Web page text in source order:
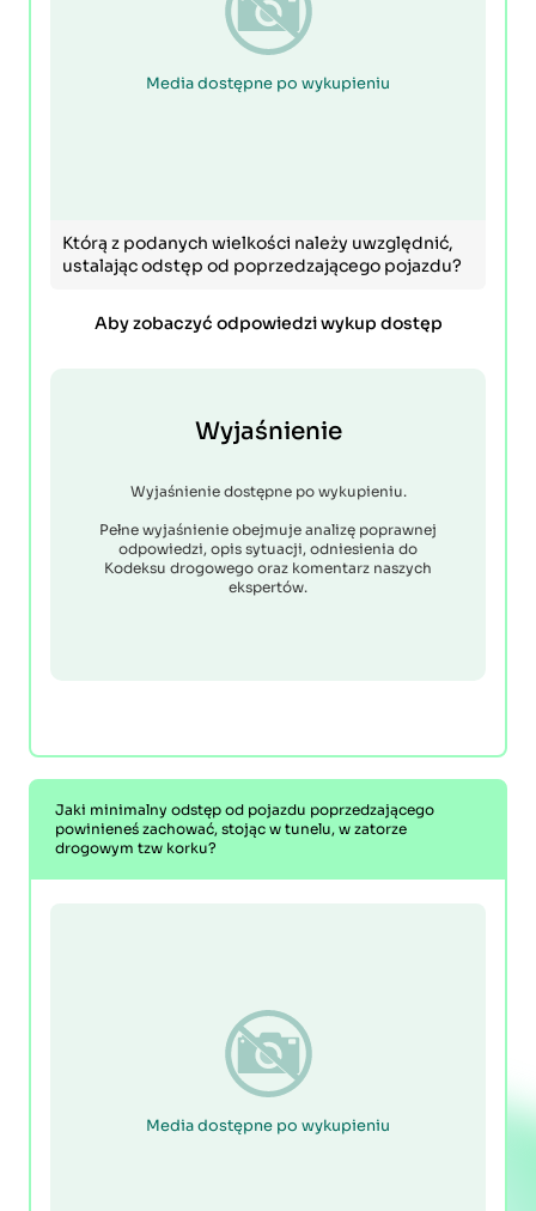
Media dostępne po wykupieniu
Którą z podanych wielkości należy uwzględnić,
ustalając odstęp od poprzedzającego pojazdu?
Aby zobaczyć odpowiedzi wykup dostęp
Wyjaśnienie
Wyjaśnienie dostępne po wykupieniu.
Pełne wyjaśnienie obejmuje analizę poprawnej
odpowiedzi, opis sytuacji, odniesienia do
Kodeksu drogowego oraz komentarz naszych
ekspertów.
Jaki minimalny odstęp od pojazdu poprzedzającego
powinieneś zachować, stojąc w tunelu, w zatorze
drogowym tzw korku?
Media dostępne po wykupieniu